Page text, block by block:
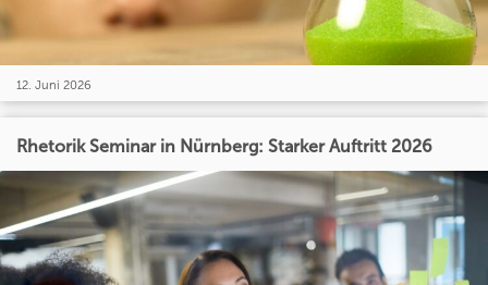
12. Juni 2026
Rhetorik Seminar in Nürnberg: Starker Auftritt 2026